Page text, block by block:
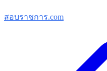
สอบราชการ.com